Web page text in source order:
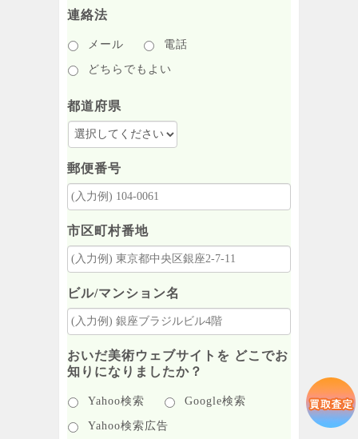
連絡法
メール 電話
どちらでもよい
都道府県
郵便番号
市区町村番地
ビル/マンション名
おいだ美術ウェブサイトを どこでお
知りになりましたか？
Yahoo検索 Google検索
Yahoo検索広告